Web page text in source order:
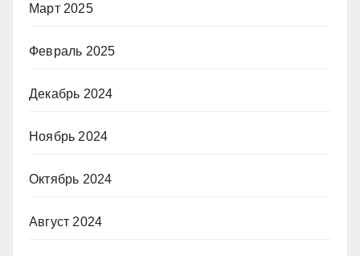
Март 2025
Февраль 2025
Декабрь 2024
Ноябрь 2024
Октябрь 2024
Август 2024